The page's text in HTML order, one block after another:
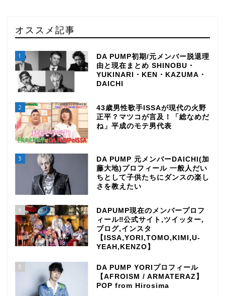
オススメ記事
1
DA PUMP初期/元メンバー脱退理
由と現在まとめ SHINOBU・
YUKINARI・KEN・KAZUMA・
DAICHI
2
43歳男性歌手ISSAが現代の火野
正平？マツコが言及！「総なめだ
ね」平成のモテ男代表
3
DA PUMP 元メンバーDAICHI(加
藤大地)プロフィール 一般人だい
ちとして子供たちにダンスの楽し
さを教えたい
4
DAPUMP現在のメンバープロフ
ィール‼公式サイト,ツイッター,
ブログ,インスタ
【ISSA,YORI,TOMO,KIMI,U-
YEAH,KENZO】
5
DA PUMP YORIプロフィール
【AFROISM / ARMATERAZ】
POP from Hirosima